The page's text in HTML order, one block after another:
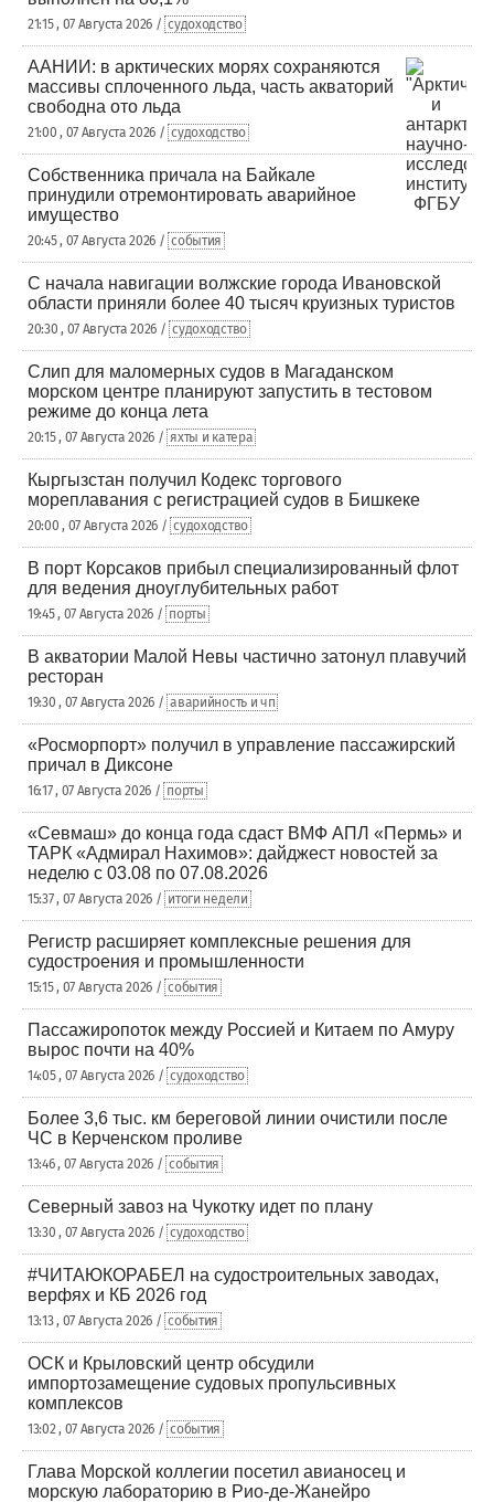
21:15 , 07 Августа 2026 / судоходство
ААНИИ: в арктических морях сохраняются
массивы сплоченного льда, часть акваторий
свободна ото льда
21:00 , 07 Августа 2026 / судоходство
Собственника причала на Байкале
принудили отремонтировать аварийное
имущество
20:45 , 07 Августа 2026 / события
С начала навигации волжские города Ивановской
области приняли более 40 тысяч круизных туристов
20:30 , 07 Августа 2026 / судоходство
Слип для маломерных судов в Магаданском
морском центре планируют запустить в тестовом
режиме до конца лета
20:15 , 07 Августа 2026 / яхты и катера
Кыргызстан получил Кодекс торгового
мореплавания с регистрацией судов в Бишкеке
20:00 , 07 Августа 2026 / судоходство
В порт Корсаков прибыл специализированный флот
для ведения дноуглубительных работ
19:45 , 07 Августа 2026 / порты
В акватории Малой Невы частично затонул плавучий
ресторан
19:30 , 07 Августа 2026 / аварийность и чп
«Росморпорт» получил в управление пассажирский
причал в Диксоне
16:17 , 07 Августа 2026 / порты
«Севмаш» до конца года сдаст ВМФ АПЛ «Пермь» и
ТАРК «Адмирал Нахимов»: дайджест новостей за
неделю с 03.08 по 07.08.2026
15:37 , 07 Августа 2026 / итоги недели
Регистр расширяет комплексные решения для
судостроения и промышленности
15:15 , 07 Августа 2026 / события
Пассажиропоток между Россией и Китаем по Амуру
вырос почти на 40%
14:05 , 07 Августа 2026 / судоходство
Более 3,6 тыс. км береговой линии очистили после
ЧС в Керченском проливе
13:46 , 07 Августа 2026 / события
Северный завоз на Чукотку идет по плану
13:30 , 07 Августа 2026 / судоходство
#ЧИТАЮКОРАБЕЛ на судостроительных заводах,
верфях и КБ 2026 год
13:13 , 07 Августа 2026 / события
ОСК и Крыловский центр обсудили
импортозамещение судовых пропульсивных
комплексов
13:02 , 07 Августа 2026 / события
Глава Морской коллегии посетил авианосец и
морскую лабораторию в Рио-де-Жанейро